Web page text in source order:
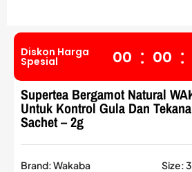
Diskon Harga
Spesial 00 : 00 :
Supertea Bergamot Natural
Untuk Kontrol Gula Dan
Sachet – 2g
Brand: Wakaba Size: